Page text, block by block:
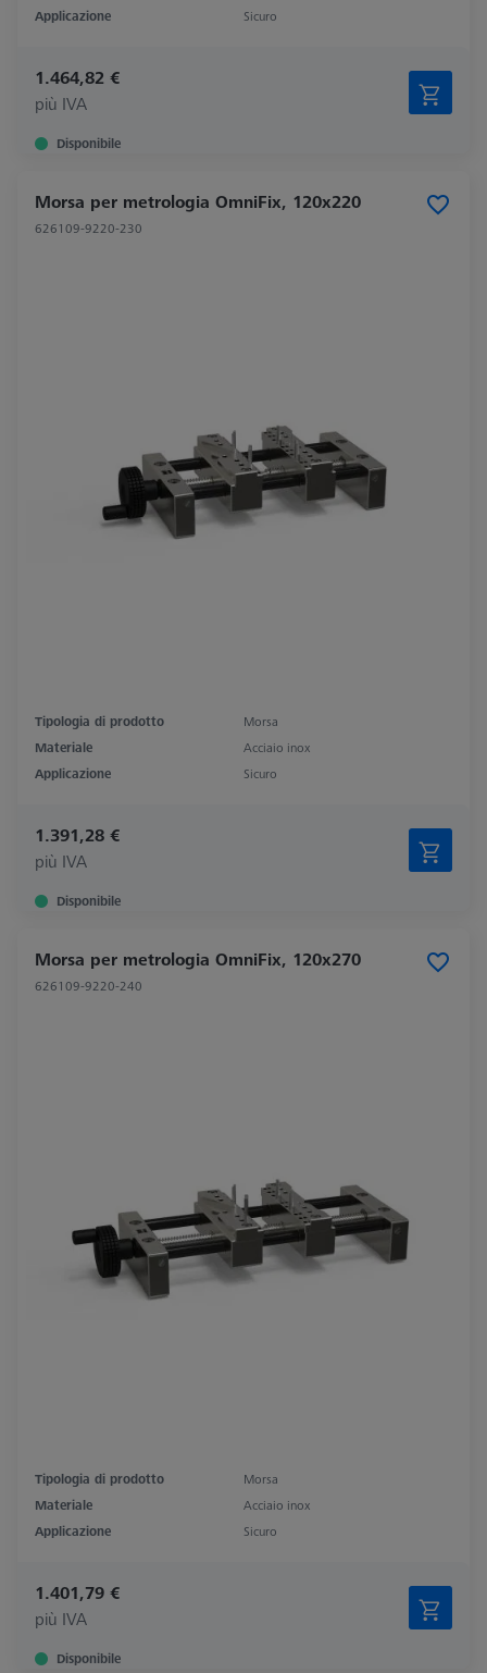
Applicazione
Sicuro
1.464,82 €
più IVA
Disponibile
Morsa per metrologia OmniFix, 120x220
626109-9220-230
Tipologia di prodotto
Morsa
Materiale
Acciaio inox
Applicazione
Sicuro
1.391,28 €
più IVA
Disponibile
Morsa per metrologia OmniFix, 120x270
626109-9220-240
Tipologia di prodotto
Morsa
Materiale
Acciaio inox
Applicazione
Sicuro
1.401,79 €
più IVA
Disponibile